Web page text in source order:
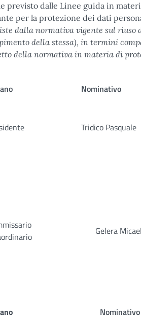
previsto dalle Linee guida in
per la protezione dei dati
dalla normativa vigente sul
della stessa), in termini
della normativa in materia di
Nominativo
Tridico Pasquale
Gelera
Nominativo